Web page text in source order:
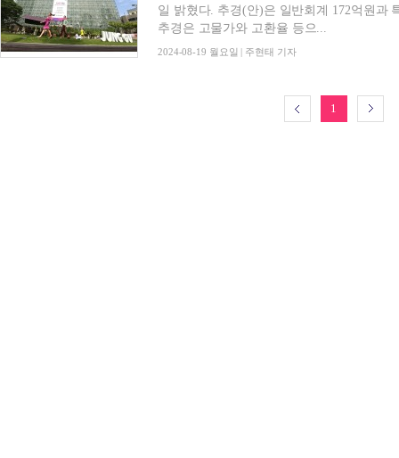
일 밝혔다. 추경(안)은 일반회계 172억원과 특
추경은 고물가와 고환율 등으...
2024-08-19 월요일 | 주현태 기자
1